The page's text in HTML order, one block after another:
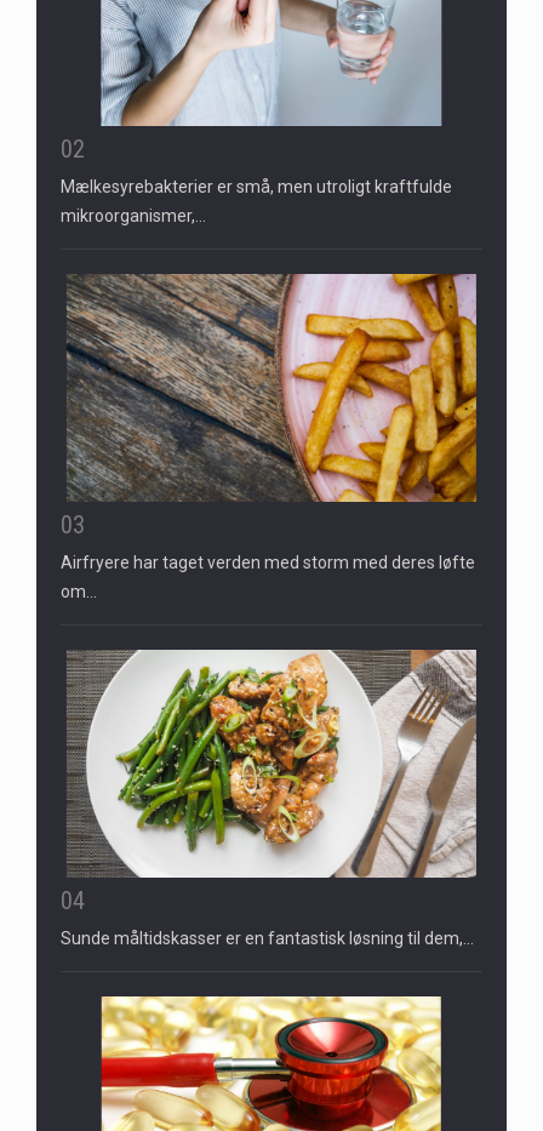
02
Mælkesyrebakterier er små, men utroligt kraftfulde
mikroorganismer,…
03
Airfryere har taget verden med storm med deres løfte
om…
04
Sunde måltidskasser er en fantastisk løsning til dem,…